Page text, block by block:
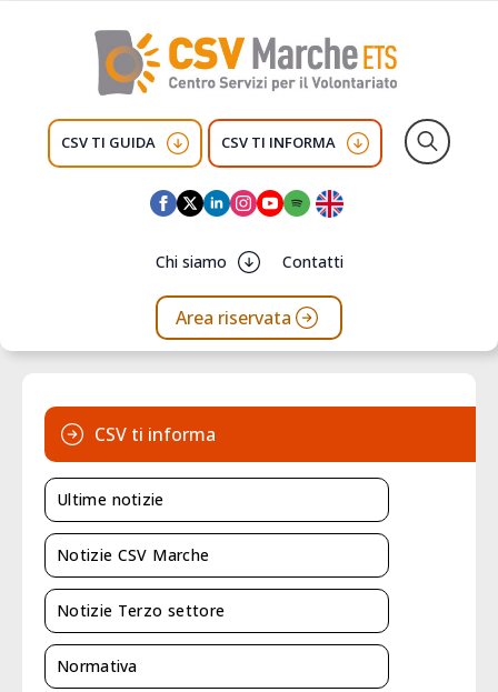
CSV TI GUIDA CSV TI INFORMA
Chi siamo Contatti
Area riservata
CSV ti informa
Ultime notizie
Notizie CSV Marche
Notizie Terzo settore
Normativa